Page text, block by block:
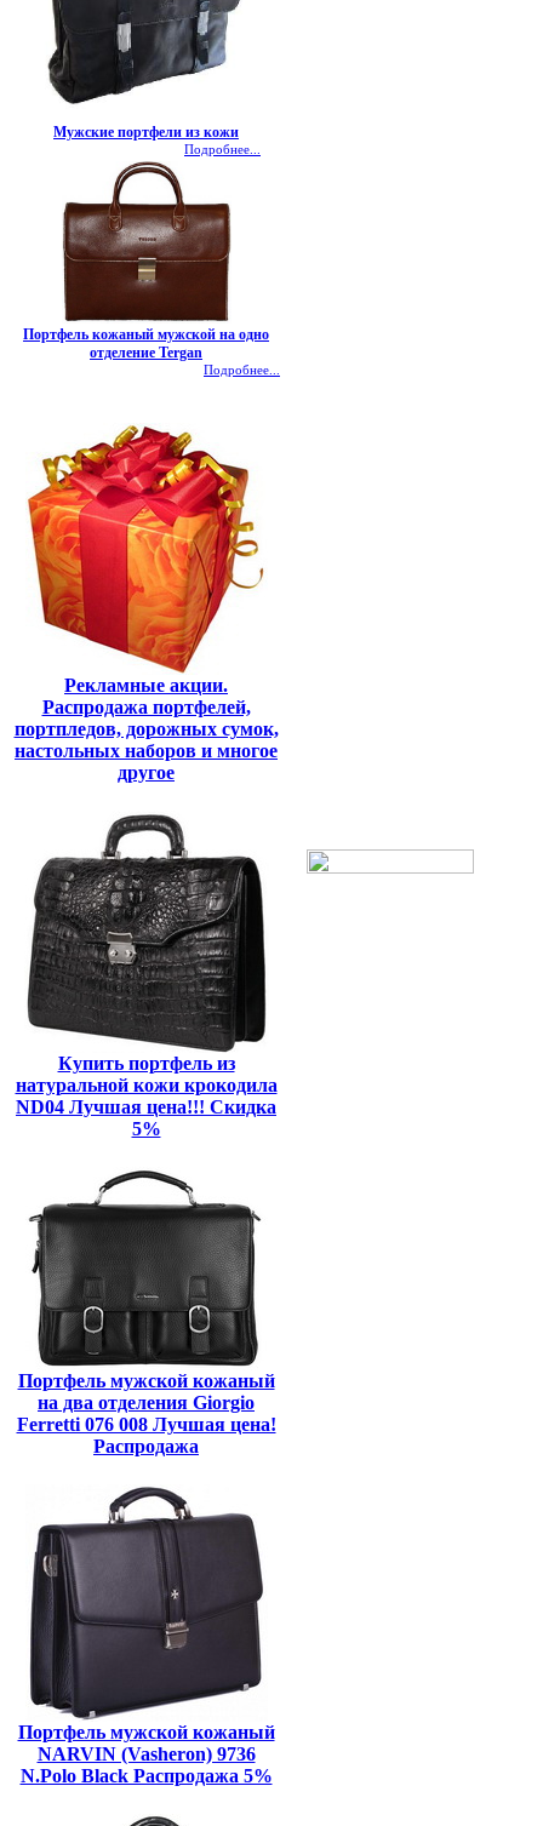
Мужские портфели из кожи
Подробнее...
Портфель кожаный мужской на одно
отделение Tergan
Подробнее...
Рекламные акции.
Распродажа портфелей,
портпледов, дорожных сумок,
настольных наборов и многое
другое
Купить портфель из
натуральной кожи крокодила
ND04 Лучшая цена!!! Скидка
5%
Портфель мужской кожаный
на два отделения Giorgio
Ferretti 076 008 Лучшая цена!
Распродажа
Портфель мужской кожаный
NARVIN (Vasheron) 9736
N.Polo Black Распродажа 5%